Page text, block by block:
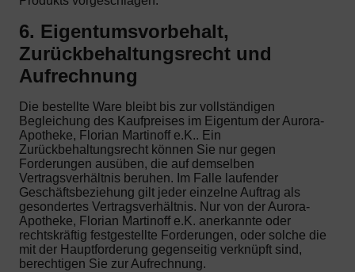
6. Eigentumsvorbehalt,
Zurückbehaltungsrecht und
Aufrechnung
Die bestellte Ware bleibt bis zur vollständigen
Begleichung des Kaufpreises im Eigentum der Aurora-
Apotheke, Florian Martinoff e.K.. Ein
Zurückbehaltungsrecht können Sie nur gegen
Forderungen ausüben, die auf demselben
Vertragsverhältnis beruhen. Im Falle laufender
Geschäftsbeziehung gilt jeder einzelne Auftrag als
gesondertes Vertragsverhältnis. Nur von der Aurora-
Apotheke, Florian Martinoff e.K. anerkannte oder
rechtskräftig festgestellte Forderungen, oder solche die
mit der Hauptforderung gegenseitig verknüpft sind,
berechtigen Sie zur Aufrechnung.